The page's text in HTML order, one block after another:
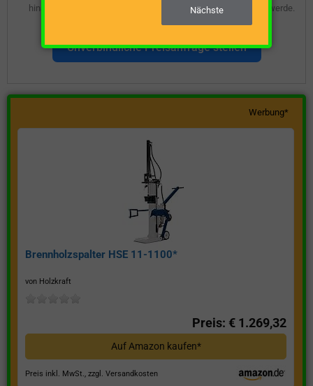
hinsichtlich eines unverbindlichen Preisangebots kontaktiert werde.
Unverbindliche Preisanfrage stellen
Werbung*
Brennholzspalter HSE 11-1100*
von Holzkraft
Preis: € 1.269,32
Auf Amazon kaufen*
Preis inkl. MwSt., zzgl. Versandkosten
Nächste